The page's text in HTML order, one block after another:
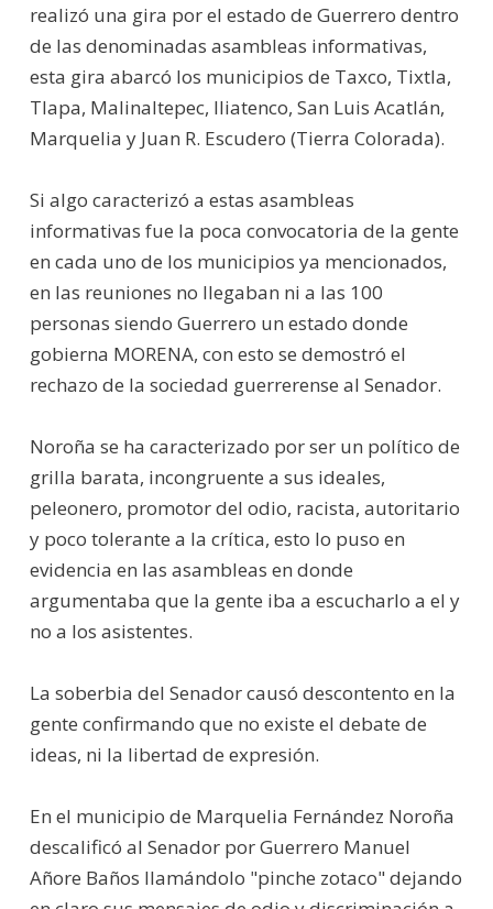
realizó una gira por el estado de Guerrero dentro
de las denominadas asambleas informativas,
esta gira abarcó los municipios de Taxco, Tixtla,
Tlapa, Malinaltepec, Iliatenco, San Luis Acatlán,
Marquelia y Juan R. Escudero (Tierra Colorada).
Si algo caracterizó a estas asambleas
informativas fue la poca convocatoria de la gente
en cada uno de los municipios ya mencionados,
en las reuniones no llegaban ni a las 100
personas siendo Guerrero un estado donde
gobierna MORENA, con esto se demostró el
rechazo de la sociedad guerrerense al Senador.
Noroña se ha caracterizado por ser un político de
grilla barata, incongruente a sus ideales,
peleonero, promotor del odio, racista, autoritario
y poco tolerante a la crítica, esto lo puso en
evidencia en las asambleas en donde
argumentaba que la gente iba a escucharlo a el y
no a los asistentes.
La soberbia del Senador causó descontento en la
gente confirmando que no existe el debate de
ideas, ni la libertad de expresión.
En el municipio de Marquelia Fernández Noroña
descalificó al Senador por Guerrero Manuel
Añore Baños llamándolo "pinche zotaco" dejando